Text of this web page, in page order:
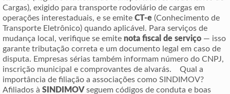
Cargas), exigido para transporte rodoviário de cargas em
operações interestaduais, e se emite CT-e (Conhecimento de
Transporte Eletrônico) quando aplicável. Para serviços de
mudança local, verifique se emite nota fiscal de serviço — isso
garante tributação correta e um documento legal em caso de
disputa. Empresas sérias também informam número do CNPJ,
inscrição municipal e comprovantes de alvarás. Qual a
importância de filiação a associações como SINDIMOV?
Afiliados à SINDIMOV seguem códigos de conduta e boas